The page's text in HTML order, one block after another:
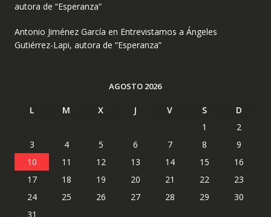
autora de “Esperanza”
Antonio Jiménez García en Entrevistamos a Ángeles
Gutiérrez-Lapi, autora de “Esperanza”
AGOSTO 2026
L M X J V S
D
1
2
3
4 5 6 7 8
9
10
11 12 13 14 15
16
17
18 19 20 21 22
23
24
25 26 27 28 29
30
31